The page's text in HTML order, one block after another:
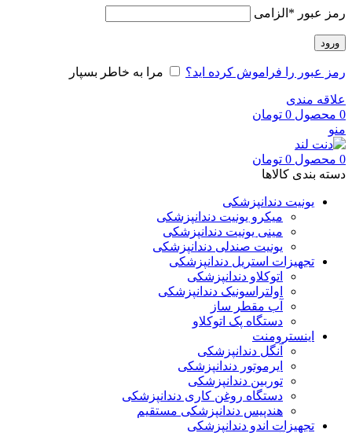
رمز عبور * الزامی
ورود
رمز عبور را فراموش کرده اید؟ مرا به خاطر بسپار
علاقه مندی
0 محصول 0 تومان
منو
0 محصول 0 تومان
دسته بندی کالاها
یونیت دندانپزشکی
میکرو یونیت دندانپزشکی
مینی یونیت دندانپزشکی
یونیت صندلی دندانپزشکی
تجهیزات استریل دندانپزشکی
اتوکلاو دندانپزشکی
اولتراسونیک دندانپزشکی
آب مقطر ساز
دستگاه پک اتوکلاو
اینسترومنت
آنگل دندانپزشکی
ایرموتور دندانپزشکی
توربین دندانپزشکی
دستگاه روغن کاری دندانپزشکی
هندپیس دندانپزشکی مستقیم
تجهیزات اندو دندانپزشکی